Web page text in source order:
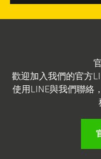
歡迎加入我們的官方
使用LINE與我們聯絡